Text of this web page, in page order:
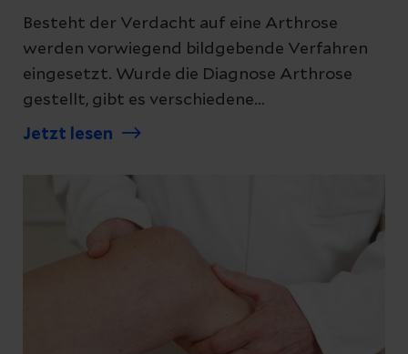
Besteht der Verdacht auf eine Arthrose
werden vorwiegend bildgebende Verfahren
eingesetzt. Wurde die Diagnose Arthrose
gestellt, gibt es verschiedene
Behandlungsmöglichkeiten, um die
einen Überblick.
Jetzt lesen